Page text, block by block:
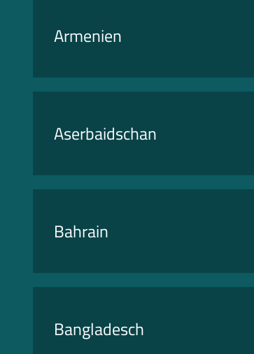
Armenien
Aserbaidschan
Bahrain
Bangladesch